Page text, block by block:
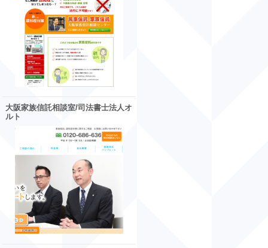
大阪家族信託相談室/司法書士法人オ
ルト